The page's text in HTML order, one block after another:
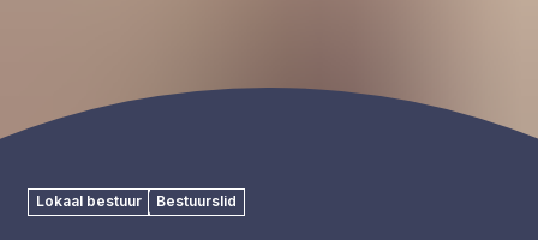
Lokaal bestuur Bestuurslid